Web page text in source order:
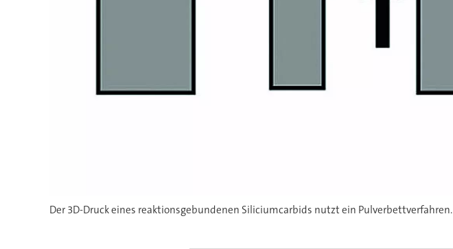
Der 3D-Druck eines reaktionsgebundenen Siliciumcarbids nutzt ein Pulverbettverfahren.